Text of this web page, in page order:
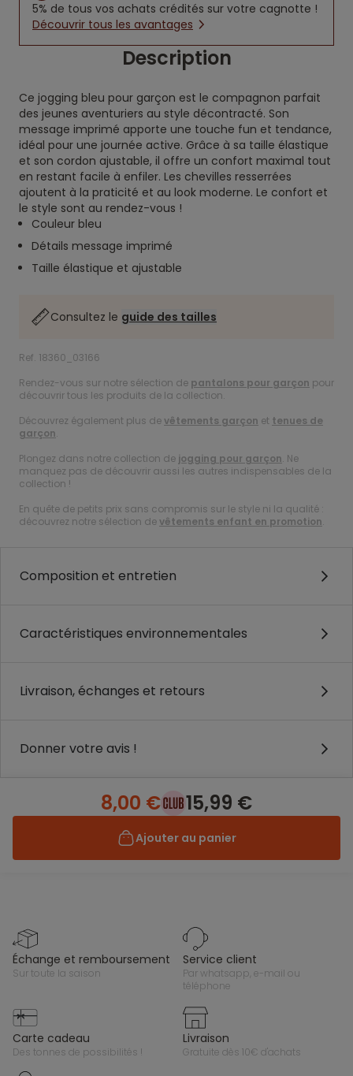
5% de tous vos achats crédités sur votre cagnotte !
Découvrir tous les avantages
Description
Ce jogging bleu pour garçon est le compagnon parfait
des jeunes aventuriers au style décontracté. Son
message imprimé apporte une touche fun et tendance,
idéal pour une journée active. Grâce à sa taille élastique
et son cordon ajustable, il offre un confort maximal tout
en restant facile à enfiler. Les chevilles resserrées
ajoutent à la praticité et au look moderne. Le confort et
le style sont au rendez-vous !
Couleur bleu
Détails message imprimé
Taille élastique et ajustable
Consultez le guide des tailles
Ref. 18360_03166
Rendez-vous sur notre sélection de pantalons pour garçon pour
découvrir tous les produits de la collection.
Découvrez également plus devêtements garçon et tenues de
garçon.
Plongez dans notre collection de jogging pour garçon. Ne
manquez pas de découvrir aussi les autres indispensables de la
collection !
En quête de petits prix sans compromis sur le style ni la qualité :
découvrez notre sélection devêtements enfant en promotion.
Composition et entretien
Caractéristiques environnementales
Livraison, échanges et retours
Donner votre avis !
8,00 € 15,99 €
Ajouter au panier
échange et remboursement
sur toute la saison
service client
par whatsapp, e-mail ou
téléphone
carte cadeau
des tonnes de possibilités !
livraison
gratuite dès 10€ d'achats